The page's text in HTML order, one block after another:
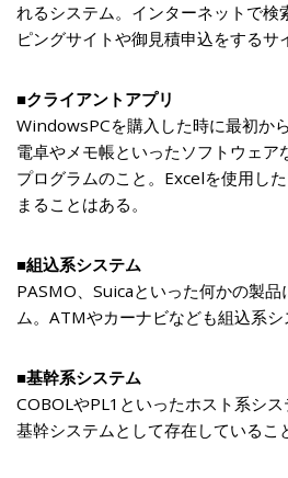
れるシステム。インターネットで検
ピングサイトや御見積申込をするサ
■クライアントアプリ
WindowsPCを購入した時に最初か
電卓やメモ帳といったソフトウェア
プログラムのこと。Excelを使用し
まることはある。
■組込系システム
PASMO、Suicaといった何かの製
ム。ATMやカーナビなども組込系シ
■基幹系システム
COBOLやPL1といったホスト系シ
基幹システムとして存在しているこ